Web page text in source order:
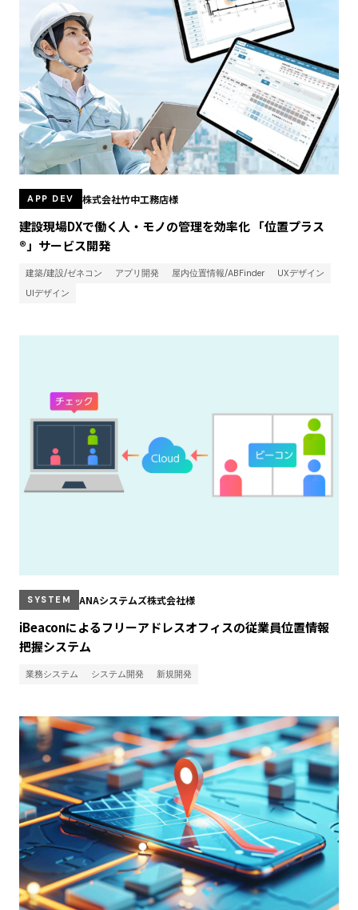
APP DEV 株式会社竹中工務店様
建設現場DXで働く人・モノの管理を効率化 「位置プラス
®」サービス開発
建築/建設/ゼネコン アプリ開発 屋内位置情報/ABFinder
UXデザイン
UIデザイン
SYSTEM ANAシステムズ株式会社様
iBeaconによるフリーアドレスオフィスの従業員位置情報
把握システム
業務システム システム開発 新規開発